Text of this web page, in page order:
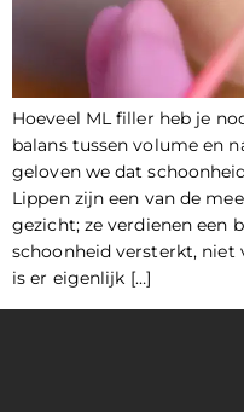
Hoeveel ML filler heb je
balans tussen volume en
geloven we dat
Lippen zijn een van de
gezicht; ze verdienen een
schoonheid versterkt, niet
is er eigenlijk […]